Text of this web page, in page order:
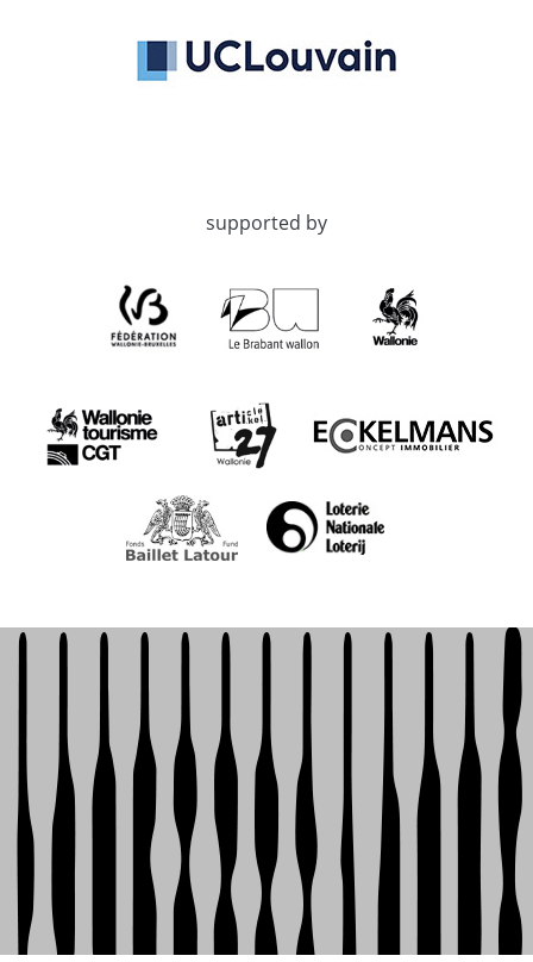
supported by